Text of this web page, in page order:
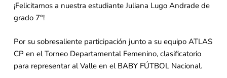
¡Felicitamos a nuestra estudiante Juliana Lugo Andrade de
grado 7°!
Por su sobresaliente participación junto a su equipo ATLAS
CP en el Torneo Departamental Femenino, clasificatorio
para representar al Valle en el BABY FÚTBOL Nacional.